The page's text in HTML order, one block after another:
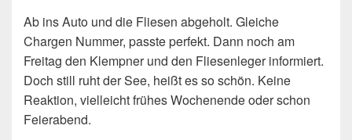
Ab ins Auto und die Fliesen abgeholt. Gleiche
Chargen Nummer, passte perfekt. Dann noch am
Freitag den Klempner und den Fliesenleger informiert.
Doch still ruht der See, heißt es so schön. Keine
Reaktion, vielleicht frühes Wochenende oder schon
Feierabend.